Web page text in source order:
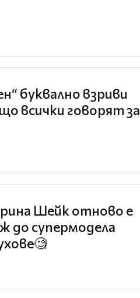
буквално взриви
всички говорят за
Шейк отново е
до супермодела